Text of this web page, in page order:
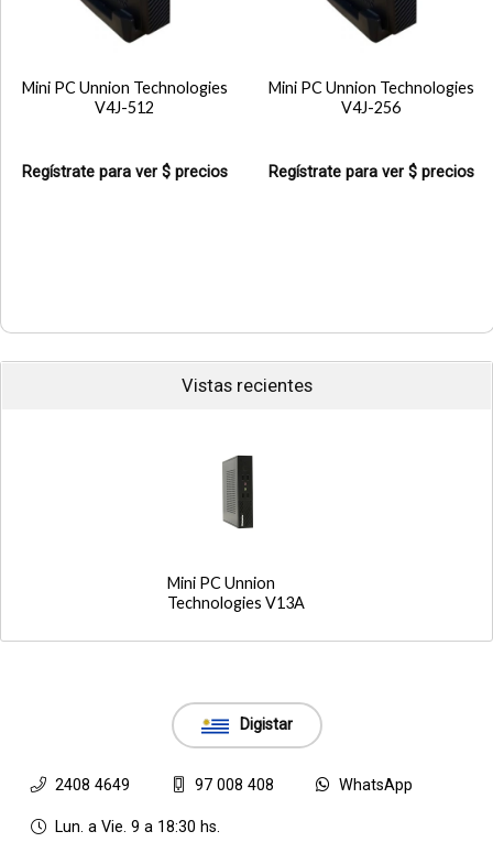
Mini PC Unnion Technologies
V4J-512
Regístrate para ver $ precios
Mini PC Unnion Technologies
V4J-256
Regístrate para ver $ precios
Vistas recientes
Mini PC Unnion
Technologies V13A
Digistar
2408 4649 97 008 408 WhatsApp
Lun. a Vie. 9 a 18:30 hs.